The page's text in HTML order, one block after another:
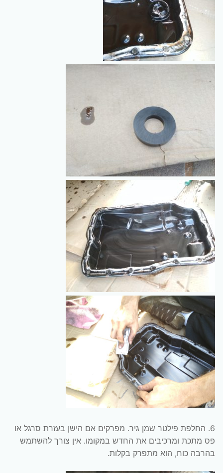
6. החלפת פילטר שמן גיר. מפרקים אם הישן בעזרת סרגל או
פס מתכת ומרכיבים את החדש במקומו. אין צורך להשתמש
בהרבה כוח, הוא מתפרק בקלות.